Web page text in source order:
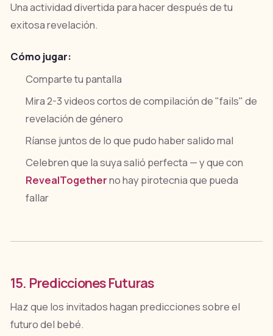
Una actividad divertida para hacer después de tu
exitosa revelación.
Cómo jugar:
Comparte tu pantalla
Mira 2-3 videos cortos de compilación de "fails" de
revelación de género
Ríanse juntos de lo que pudo haber salido mal
Celebren que la suya salió perfecta — y que con
RevealTogetherno hay pirotecnia que pueda
fallar
15. Predicciones Futuras
Haz que los invitados hagan predicciones sobre el
futuro del bebé.